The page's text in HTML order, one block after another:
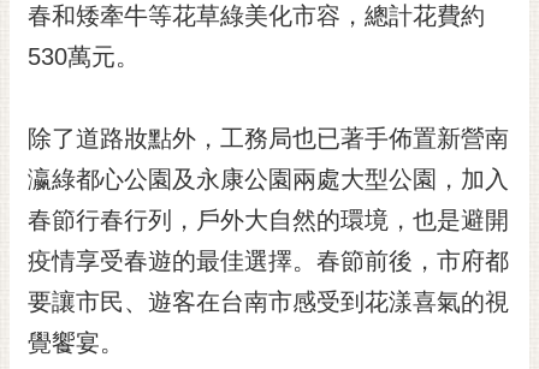
箱
English
本
隱
私
權
及
安
全
春和矮牽牛等花草綠美化市容，總計花費約
530萬元。
除了道路妝點外，工務局也已著手佈置新營南
瀛綠都心公園及永康公園兩處大型公園，加入
春節行春行列，戶外大自然的環境，也是避開
疫情享受春遊的最佳選擇。春節前後，市府都
要讓市民、遊客在台南市感受到花漾喜氣的視
覺饗宴。